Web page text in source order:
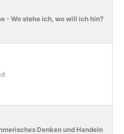
- Wo stehe ich, wo will ich hin?
Denken und Handeln